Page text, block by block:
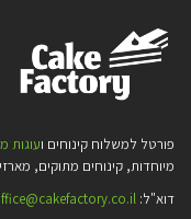
פורטל למשלוח קינוחים ועוגות
מיוחדות, קינוחים מתוקים,
דוא"ל: